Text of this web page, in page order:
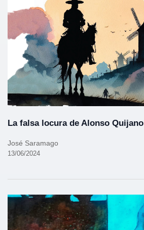
La falsa locura de Alonso Quijano
José Saramago
13/06/2024